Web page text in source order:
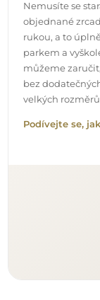
Snadná
Zajišťujeme
na vaší straně.
nenabízíme
nejlépe vyhovují